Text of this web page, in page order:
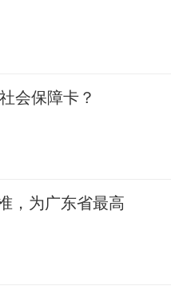
会保障卡？
，为广东省最高